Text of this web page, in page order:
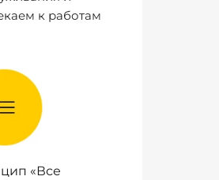
к работам
«Все